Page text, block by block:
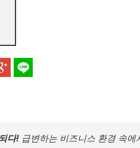
다! 급변하는 비즈니스 환경 속